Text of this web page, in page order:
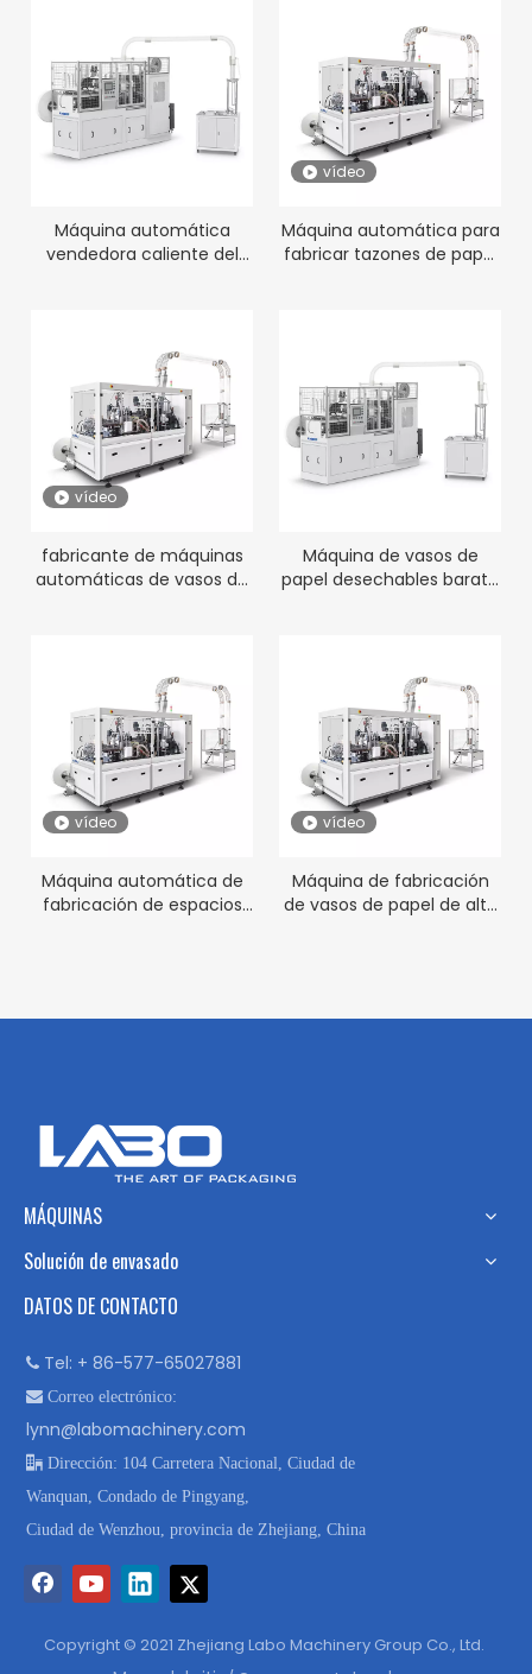
Máquina automática
vendedora caliente del
vídeo
Máquina automática para
fabricar tazones de papel
vídeo
fabricante de máquinas
automáticas de vasos de
Máquina de vasos de
papel desechables barata
vídeo
Máquina automática de
fabricación de espacios
vídeo
Máquina de fabricación
de vasos de papel de alta
MÁQUINAS
Solución de envasado
DATOS DE CONTACTO
 Tel: + 86-577-65027881
 Correo electrónico:
lynn@labomachinery.com
 Dirección: 104 Carretera Nacional, Ciudad de
Wanquan, Condado de Pingyang,
Ciudad de Wenzhou, provincia de Zhejiang, China
Copyright © 2021 Zhejiang Labo Machinery Group Co., Ltd.